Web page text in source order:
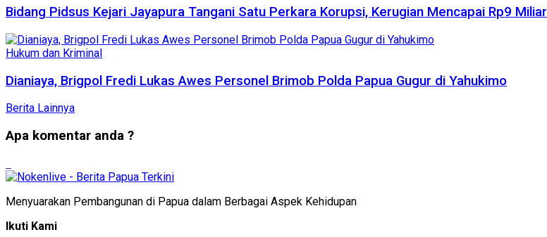
Bidang Pidsus Kejari Jayapura Tangani Satu Perkara Korupsi, Kerugian Mencapai Rp9 Miliar
Hukum dan Kriminal
Dianiaya, Brigpol Fredi Lukas Awes Personel Brimob Polda Papua Gugur di Yahukimo
Berita Lainnya
Apa komentar anda ?
Menyuarakan Pembangunan di Papua dalam Berbagai Aspek Kehidupan
Ikuti Kami